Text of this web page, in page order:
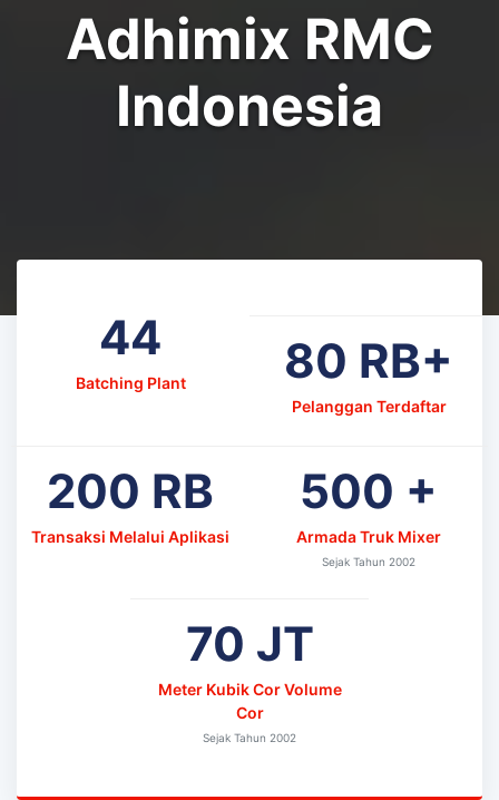
Adhimix RMC
Indonesia
44
Batching Plant 80 RB+
Pelanggan Terdaftar
200 RB
Transaksi Melalui Aplikasi
500 +
Armada Truk Mixer
Sejak Tahun 2002
70 JT
Meter Kubik Cor Volume
Cor
Sejak Tahun 2002